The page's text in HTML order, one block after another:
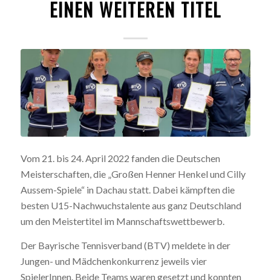
EINEN WEITEREN TITEL
Vom 21. bis 24. April 2022 fanden die Deutschen
Meisterschaften, die „Großen Henner Henkel und Cilly
Aussem-Spiele“ in Dachau statt. Dabei kämpften die
besten U15-Nachwuchstalente aus ganz Deutschland
um den Meistertitel im Mannschaftswettbewerb.
Der Bayrische Tennisverband (BTV) meldete in der
Jungen- und Mädchenkonkurrenz jeweils vier
SpielerInnen. Beide Teams waren gesetzt und konnten